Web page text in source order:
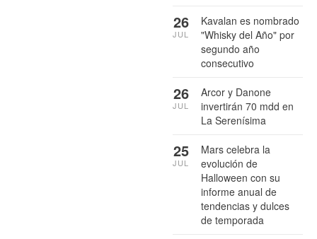
Kavalan es nombrado
"Whisky del Año" por
segundo año
consecutivo
26
JUL
Arcor y Danone
invertirán 70 mdd en
La Serenísima
26
JUL
Mars celebra la
evolución de
Halloween con su
informe anual de
tendencias y dulces
de temporada
25
JUL